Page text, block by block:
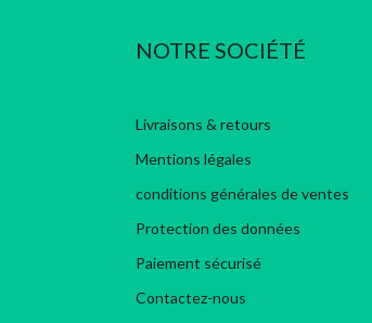
NOTRE SOCIÉTÉ
Livraisons & retours
Mentions légales
conditions générales de ventes
Protection des données
Paiement sécurisé
Contactez-nous